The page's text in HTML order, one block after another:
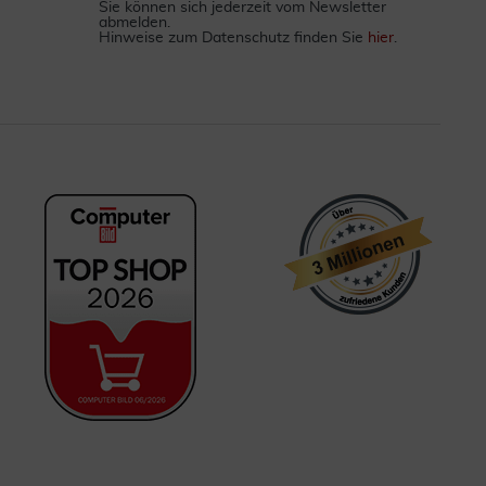
Sie können sich jederzeit vom Newsletter
abmelden.
Hinweise zum Datenschutz finden Sie hier.